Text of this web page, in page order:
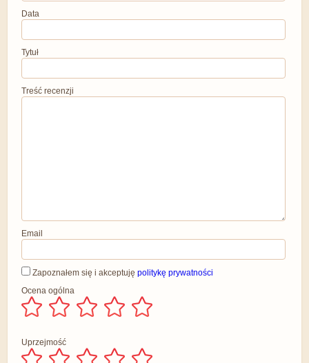
Data
Tytuł
Treść recenzji
Email
Zapoznałem się i akceptujępolitykę prywatności
Ocena ogólna
Uprzejmość